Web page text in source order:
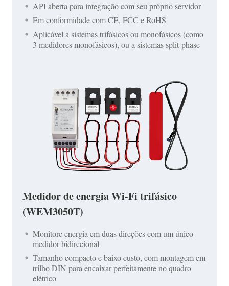
API aberta para integração com seu próprio servidor
Em conformidade com CE, FCC e RoHS
Aplicável a sistemas trifásicos ou monofásicos (como
3 medidores monofásicos), ou a sistemas split-phase
Medidor de energia Wi-Fi trifásico
(WEM3050T)
Monitore energia em duas direções com um único
medidor bidirecional
Tamanho compacto e baixo custo, com montagem em
trilho DIN para encaixar perfeitamente no quadro
elétrico